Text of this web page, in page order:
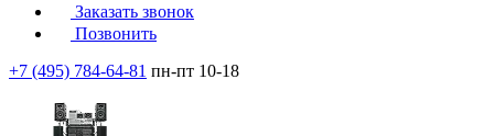
Заказать звонок
Позвонить
+7 (495) 784-64-81 пн-пт 10-18